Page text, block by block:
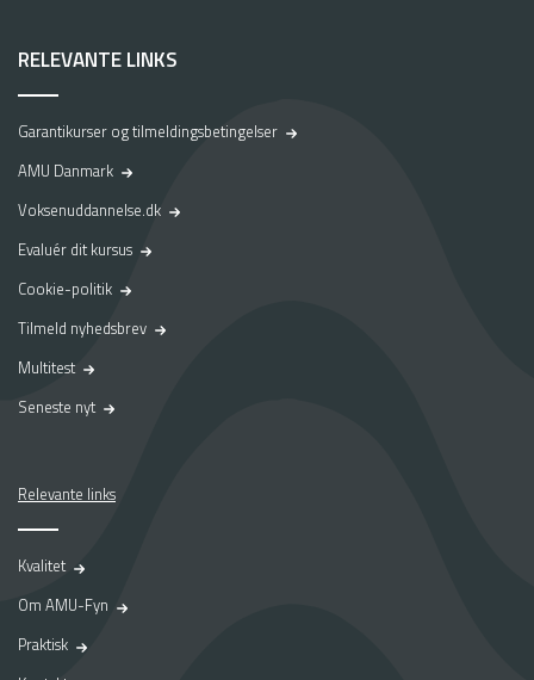
RELEVANTE LINKS
Garantikurser og tilmeldingsbetingelser
AMU Danmark
Voksenuddannelse.dk
Evaluér dit kursus
Cookie-politik
Tilmeld nyhedsbrev
Multitest
Seneste nyt
Relevante links
Kvalitet
Om AMU-Fyn
Praktisk